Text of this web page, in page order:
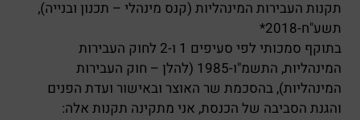
תקנות העבירות המינהליות (קנס מינהלי – תכנון ובנייה),
תשע"ח-2018*
בתוקף סמכותי לפי סעיפים 1 ו-2 לחוק העבירות
המינהליות, התשמ"ו-1985 (להלן – חוק העבירות
המינהליות), בהסכמת שר האוצר ובאישור ועדת הפנים
והגנת הסביבה של הכנסת, אני מתקינה תקנות אלה: